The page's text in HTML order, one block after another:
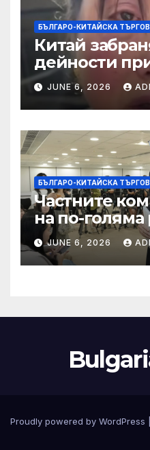
БЪЛГАРО-КИТАЙСКА
Китай
дейности
правила за
слуховете и
JUNE 6, 2026
БЪЛГАРО-КИТАЙСКА
Частните
на по-голяма
енергетика
JUNE 6, 2026
Proudly powered by WordPress